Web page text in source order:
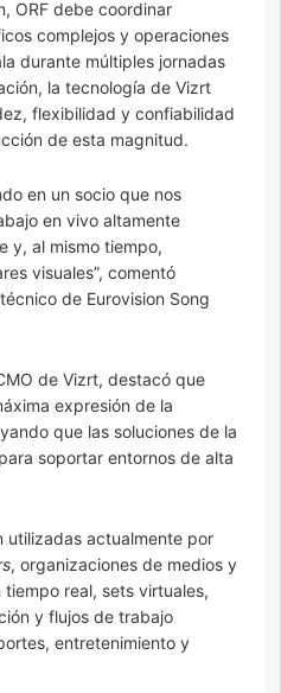
ORF debe coordinar
complejos y operaciones
durante múltiples jornadas
la tecnología de Vizrt
flexibilidad y confiabilidad
de esta magnitud.
en un socio que nos
en vivo altamente
y, al mismo tiempo,
visuales”, comentó
de Eurovision Song
de Vizrt, destacó que
expresión de la
que las soluciones de la
soportar entornos de alta
utilizadas actualmente por
, organizaciones de medios y
real, sets virtuales,
y flujos de trabajo
entretenimiento y